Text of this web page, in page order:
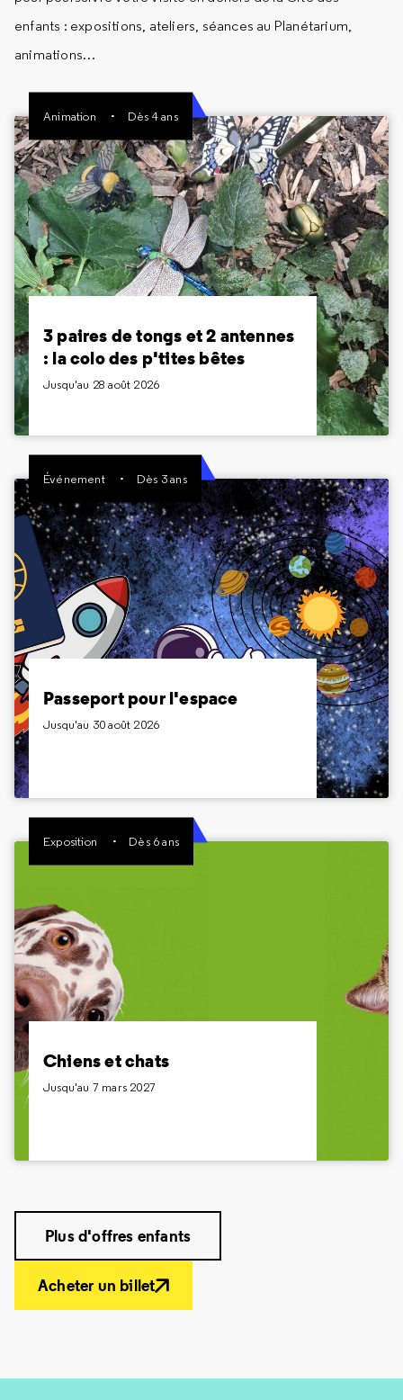
enfants : expositions, ateliers, séances au Planétarium,
animations…
Animation Dès 4 ans
3 paires de tongs et 2 antennes
: la colo des p'tites bêtes
Jusqu'au 28 août 2026
3 paires de tongs et 2
antennes : la colo des p'tites
bêtes
Jusqu'au 28 août 2026
Dès 4 ans
reconnaître les insectes et découvrez leurs rôles
indispensables dans la nature.
Événement Dès 3 ans
Passeport pour l'espace
Jusqu'au 30 août 2026
Passeport pour l'espace
Jusqu'au 30 août 2026
Dès 3 ans
Parés au décollage ? Découvrez des activités
estivales pour les plus jeunes sur le thème de
Gratuit
Exposition Dès 6 ans
Chiens et chats
Jusqu'au 7 mars 2027
Chiens et chats
Jusqu'au 7 mars 2027
Dès 6 ans
Chiens et chats mettent la patte sur la Cité des
sciences et de l’industrie. Tout, vous saurez tout
Inclus dans le billet Expositions
Plus d'offres enfants
Acheter un billet